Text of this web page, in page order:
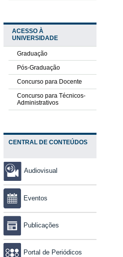
ACESSO À
UNIVERSIDADE
Graduação
Pós-Graduação
Concurso para Docente
Concurso para Técnicos-
Administrativos
CENTRAL DE CONTEÚDOS
Audiovisual
Eventos
Publicações
Portal de Periódicos